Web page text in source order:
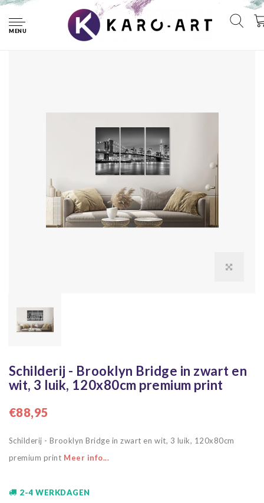
MENU
Schilderij - Brooklyn Bridge in zwart en wit, 3 luik, 120x80cm
premium print
Schilderij - Brooklyn Bridge in zwart en
wit, 3 luik, 120x80cm premium print
€88,95
Schilderij - Brooklyn Bridge in zwart en wit, 3 luik, 120x80cm
premium print Meer info...
2-4 WERKDAGEN